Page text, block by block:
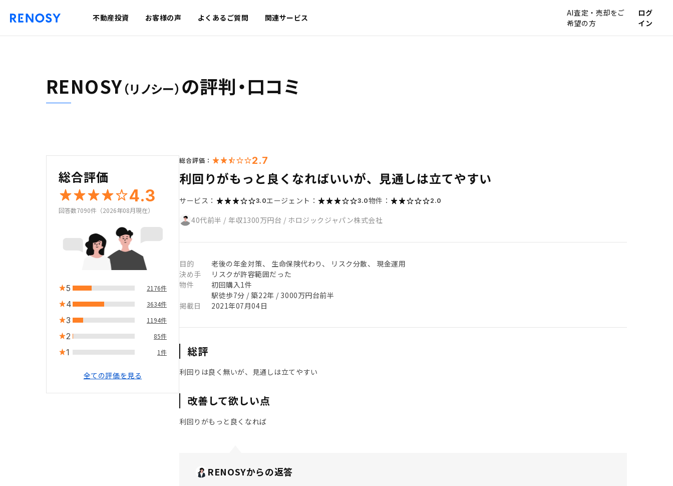
不動産投資 お客様の声 よくあるご質問 関連サービス
AI査定・売却をご
希望の方
ログ
イン
RENOSY（リノシー） の評判・口コミ
総合評価
4.3
回答数7090件（2026年08月現在）
5 2176件
4 3634件
3 1194件
2 85件
1 1件
全ての評価を見る
総合評価： 2.7
利回りがもっと良くなればいいが、見通しは立てやすい
サービス： 3.0エージェント： 3.0物件： 2.0
40代前半 / 年収1300万円台 / ホロジックジャパン株式会社
目的
老後の年金対策、 生命保険代わり、 リスク分散、 現金運用
決め手
リスクが許容範囲だった
物件
初回購入1件
駅徒歩7分 / 築22年 / 3000万円台前半
掲載日
2021年07月04日
総評
利回りは良く無いが、見通しは立てやすい
改善して欲しい点
利回りがもっと良くなれば
RENOSYからの返答